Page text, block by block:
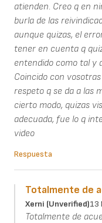
atienden. Creo q en
burla de las
aunque quizas, el
tener en cuenta q
entendido como tal y
Coincido con
respeto q se da a las
cierto modo, quizas
adecuada, fue lo q
video
Respuesta
Totalmente de
Xerni (unverified)13
Totalmente de